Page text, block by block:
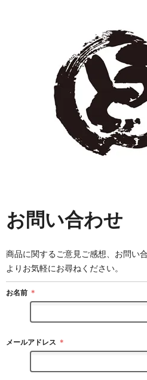
お問い合わせ
商品に関するご意見ご感想、お問い
よりお気軽にお尋ねください。
お名前 ＊
メールアドレス ＊